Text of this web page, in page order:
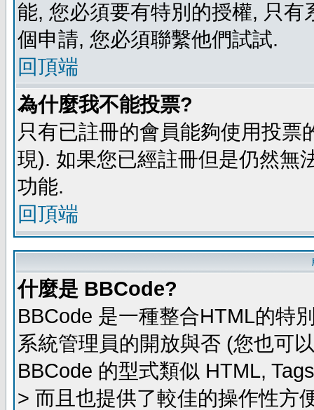
能, 您必須要有特別的授權, 只
個申請, 您必須聯繫他們試試.
回頂端
為什麼我不能投票?
只有已註冊的會員能夠使用投
現). 如果您已經註冊但是仍然無
功能.
回頂端
什麼是 BBCode?
BBCode 是一種整合HTML的特
系統管理員的開放與否 (您也可
BBCode 的型式類似 HTML,
> 而且也提供了較佳的操作性方